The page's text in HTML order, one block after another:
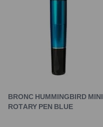
BRONC HUMMINGBIRD MINI
ROTARY PEN BLUE